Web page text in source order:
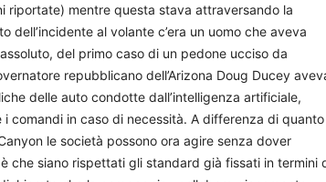
riportate) mentre questa stava attraversando la
al volante c’era un uomo che aveva
del primo caso di un pedone ucciso da
repubblicano dell’Arizona Doug Ducey
delle auto condotte dall’intelligenza artificiale,
comandi in caso di necessità. A differenza di quanto
le società possono ora agire senza dover
che siano rispettati gli standard già fissati in termini